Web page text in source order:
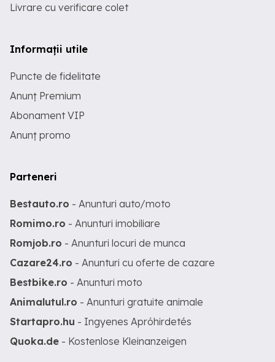
Livrare cu verificare colet
Informații utile
Puncte de fidelitate
Anunț Premium
Abonament VIP
Anunț promo
Parteneri
Bestauto.ro - Anunturi auto/moto
Romimo.ro - Anunturi imobiliare
Romjob.ro - Anunturi locuri de munca
Cazare24.ro - Anunturi cu oferte de cazare
Bestbike.ro - Anunturi moto
Animalutul.ro - Anunturi gratuite animale
Startapro.hu - Ingyenes Apróhirdetés
Quoka.de - Kostenlose Kleinanzeigen